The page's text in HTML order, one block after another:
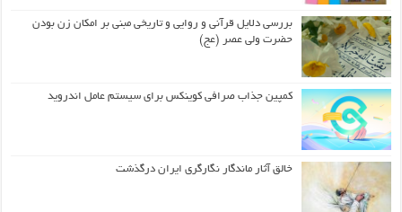
بررسی دلایل قرآنی و روایی و تاریخی مبنی بر امکان زن بودن
حضرت ولی عصر (عج)
کمپین جذاب صرافی کوینکس برای سیستم عامل اندروید
خالق آثار ماندگار نگارگری ایران درگذشت